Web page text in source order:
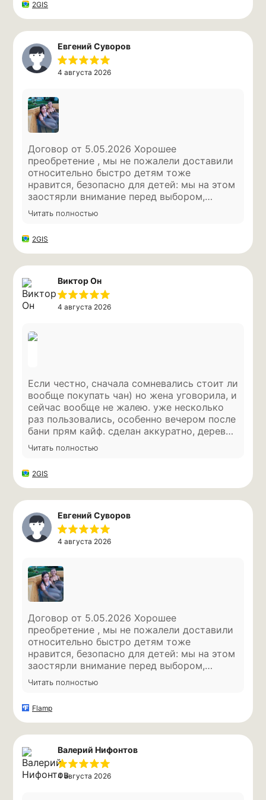
2GIS
Евгений Суворов
4 августа 2026
Договор от 5.05.2026 Хорошее
преобретение , мы не пожалели доставили
относительно быстро детям тоже
нравится, безопасно для детей: мы на этом
заостярли внимание перед выбором,
спасибо вам)
Читать полностью
2GIS
Виктор Он
4 августа 2026
Если честно, сначала сомневались стоит ли
вообще покупать чан) но жена уговорила, и
сейчас вообще не жалею. уже несколько
раз пользовались, особенно вечером после
бани прям кайф. сделан аккуратно, дерево
красивое, ничего нигде не люфтит.
привезли без проблем, все как
договаривались. в целом впечатления
очень хорошие) надеюсь прослужит долго,
пока вообще никаких вопросов нет.
Читать полностью
2GIS
Евгений Суворов
4 августа 2026
Договор от 5.05.2026 Хорошее
преобретение , мы не пожалели доставили
относительно быстро детям тоже
нравится, безопасно для детей: мы на этом
заостярли внимание перед выбором,
спасибо вам)
Читать полностью
Flamp
Валерий Нифонтов
4 августа 2026
функциональной принадлежности в России,
Казахстане, Республике Беларусь и
Подпишитесь на нас
в социальных сетях
Чтобы не пропустить специальные
предложения
8 (800) 770 73 91
Конфигуратор
Характеристики
Преимущества
info@sibach.ru
Политика обработки ПД
Новосибирск,
ул. Большевистская, 37,
офис 107
Согласие на обработку ПД
Сайт создан